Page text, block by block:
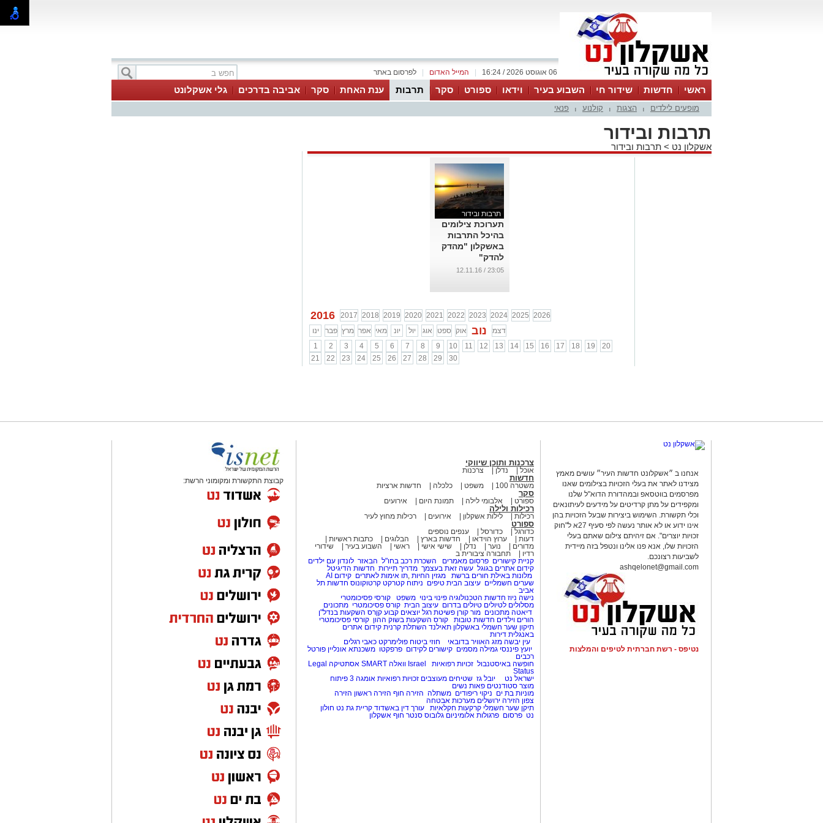
לפרסום באתר המייל האדום 06 אוגוסט 2026 / 16:24
ראשי חדשות שידור חי השבוע בעיר וידאו ספורט סקר תרבות ענת האחת סקר אביבה בדרכים גלי אשקלונט
מופעים לילדים הצגות קולנוע פנאי
תרבות ובידור
אשקלון נט > תרבות ובידור
תרבות ובידור
תערוכת צילומים
בהיכל התרבות
באשקלון "מהדק
להדק"
...
23:05 / 12.11.16
2016 2017 2018 2019 2020 2021 2022 2023 2024 2025 2026
ינו
פבר מרץ אפר מאי יונ יול אוג ספט אוק נוב
דצמ
1
2 3 4 5 6 7 8 9 10 11 12 13 14 15 16 17 18 19
20
21
22 23 24 25 26 27 28 29 30
אנחנו ב ״אשקלונט חדשות העיר״ עושים מאמץ
מצידנו לאתר את בעלי הזכויות בצילומים שאנו
מפרסמים בווטסאפ ובמהדורת הדוא"ל שלנו
ומקפידים על מתן קרדיטים על מידעים לעיתונאים
וכלי תקשורת. השימוש ביצירות שבעל הזכויות בהן
אינו ידוע או לא אותר נעשה לפי סעיף 27א ל"חוק
זכויות יוצרים". אם זיהיתם צילום שאתם בעלי
הזכויות שלו, אנא פנו אלינו ונטפל בזה מיידית
לשביעות רצונכם.
ashqelonet@gmail.com
נטיפס - רשת חברתית לטיפים והמלצות
צרכנות ותוכן שיווקי
אוכל נדלן צרכנות
חדשות
משטרה 100 משפט כלכלה חדשות ארציות
סקר
ספורט אלבומי לילה תמונת היום אירועים
רכילות ולילה
רכילות לילות אשקלון אירועים רכילות מחוץ לעיר
ספורט
כדורגל כדורסל
ענפים נוספים
דעות
ערוץ הוידאו חדשות בארץ הבלוגים
כתבות ראשיות
מדורים
נוער נדלן שישי אישי ראשי השבוע בעיר
שידורי
רדיו
תחבורה ציבורית ב
קניית קישורים פרסום מאמרים השכרת רכב בחו"ל הבאזר לונדון עם ילדים
קידום אתרים בגוגל עשה זאת בעצמך מדריך תיירות חדשות הדיגיטל
מלונות באילת חורים ברשת מגזין החיות ,תו אימות לאתרים קידום AI
שערים חשמליים עיצוב הבית טיפים ניתוח קטרקט קרטוקונוס חדשות תל
אביב
נישה ניוז חדשות הטכנולוגיה פינוי בינוי משפט
קורסי פסיכומטרי
מסלולים לטיולים טיולים בדרום עיצוב הבית קורס פסיכומטרי מתכונים
דיאטה מתכונים מור קורן פשיטת רגל יוצאים קבוע קןרס השקעות בנדל"ן
הורים וילדים חדשות טובות קורס השקעות בשוק ההון קורסי פסיכומטרי
תיקון שער חשמלי באשקלון תאילנד השתלת קרנית קידום אתרים
באנגלית דירות
עין יבשה מזג האוויר בדובאי חוזי ביטוח פולימרקט כאבי רגלים
יועץ פיננסי גמילה מסמים קישורים לקידום פרפקטו משכנתא אונליין פורטל
רכבים
חופשה באיסטנבול זכויות רפואיות Israel וואלה SMART אסתטיקה Legal
Status
ישראל נט
יובל גז שטיחים מעוצבים זכויות רפואיות אומגה 3
פיתוח
מוצר סטודנטים פאות נשים
מוניות בת ים ניקוי ריפודים משתלה הזירה חוף הזירה ראשון הזירה
צפון הזירה ירושלים מערכות אבטחה
תיקן שער חשמלי קרקעות חקלאיות עורך דין באשדוד קריית גת נט חולון
נט פרסום פרגולות אלומיניום גלובוס סנטר חוף אשקלון
קבוצת התקשורת ומקומוני הרשת: